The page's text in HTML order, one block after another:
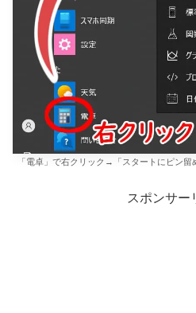
「電卓」で右クリック→「スタートにピン留
スポンサー